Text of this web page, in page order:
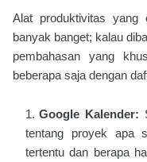
Alat produktivitas
banyak banget; kalau
pembahasan yang
beberapa saja dengan
Google Kalender:
tentang proyek apa
tertentu dan berapa